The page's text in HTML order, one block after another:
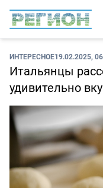
ИНТЕРЕСНОЕ19.02.2025,
Итальянцы
удивительно